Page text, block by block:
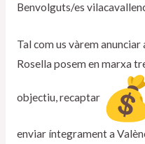
Benvolguts/es
Tal com us vàrem anunciar
Rosella posem en marxa
objectiu, recaptar
enviar íntegrament a